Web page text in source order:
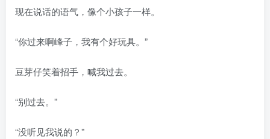
现在说话的语气，像个小孩子一样。
“你过来啊峰子，我有个好玩具。”
豆芽仔笑着招手，喊我过去。
“别过去。”
“没听见我说的？”